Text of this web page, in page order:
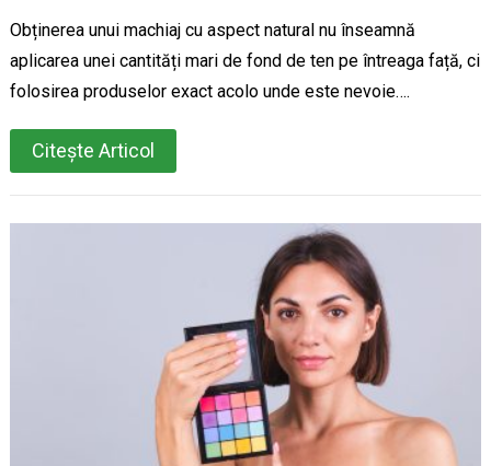
Obținerea unui machiaj cu aspect natural nu înseamnă
aplicarea unei cantități mari de fond de ten pe întreaga față, ci
folosirea produselor exact acolo unde este nevoie….
Citește Articol